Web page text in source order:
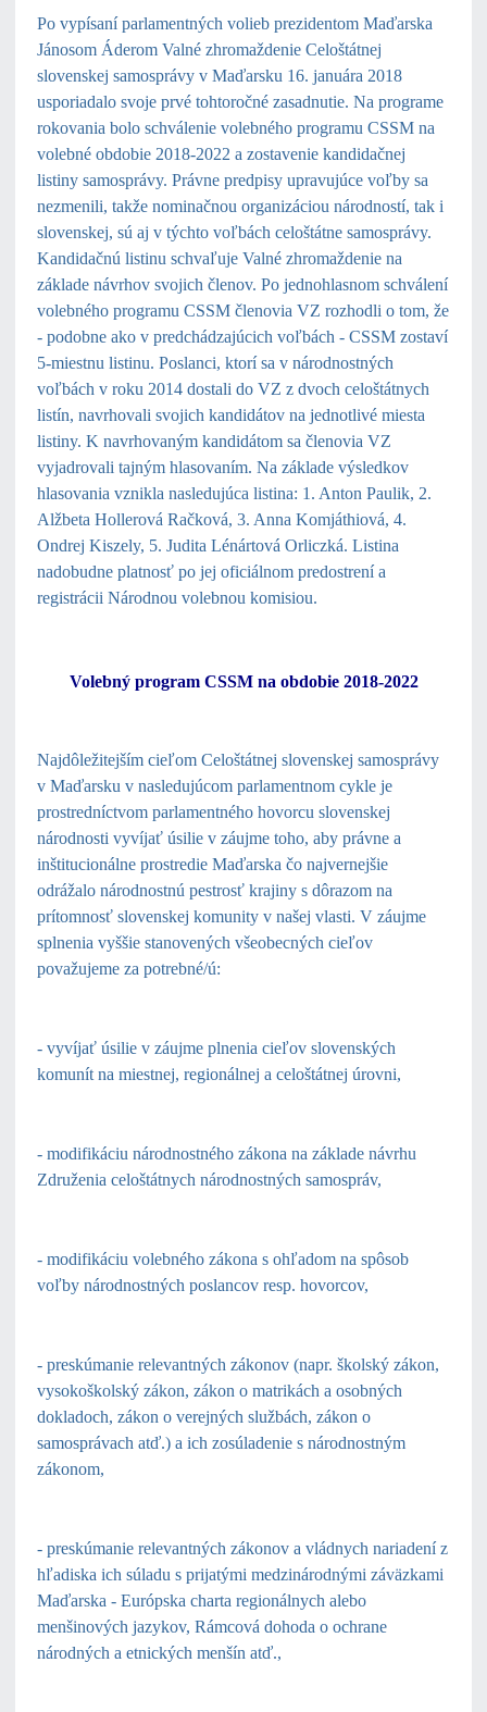
Po vypísaní parlamentných volieb prezidentom Maďarska
Jánosom Áderom Valné zhromaždenie Celoštátnej
slovenskej samosprávy v Maďarsku 16. januára 2018
usporiadalo svoje prvé tohtoročné zasadnutie. Na programe
rokovania bolo schválenie volebného programu CSSM na
volebné obdobie 2018-2022 a zostavenie kandidačnej
listiny samosprávy. Právne predpisy upravujúce voľby sa
nezmenili, takže nominačnou organizáciou národností, tak i
slovenskej, sú aj v týchto voľbách celoštátne samosprávy.
Kandidačnú listinu schvaľuje Valné zhromaždenie na
základe návrhov svojich členov. Po jednohlasnom schválení
volebného programu CSSM členovia VZ rozhodli o tom, že
- podobne ako v predchádzajúcich voľbách - CSSM zostaví
5-miestnu listinu. Poslanci, ktorí sa v národnostných
voľbách v roku 2014 dostali do VZ z dvoch celoštátnych
listín, navrhovali svojich kandidátov na jednotlivé miesta
listiny. K navrhovaným kandidátom sa členovia VZ
vyjadrovali tajným hlasovaním. Na základe výsledkov
hlasovania vznikla nasledujúca listina: 1. Anton Paulik, 2.
Alžbeta Hollerová Račková, 3. Anna Komjáthiová, 4.
Ondrej Kiszely, 5. Judita Lénártová Orliczká. Listina
nadobudne platnosť po jej oficiálnom predostrení a
registrácii Národnou volebnou komisiou.
Volebný program CSSM na obdobie 2018-2022
Najdôležitejším cieľom Celoštátnej slovenskej samosprávy
v Maďarsku v nasledujúcom parlamentnom cykle je
prostredníctvom parlamentného hovorcu slovenskej
národnosti vyvíjať úsilie v záujme toho, aby právne a
inštitucionálne prostredie Maďarska čo najvernejšie
odrážalo národnostnú pestrosť krajiny s dôrazom na
prítomnosť slovenskej komunity v našej vlasti. V záujme
splnenia vyššie stanovených všeobecných cieľov
považujeme za potrebné/ú:
- vyvíjať úsilie v záujme plnenia cieľov slovenských
komunít na miestnej, regionálnej a celoštátnej úrovni,
- modifikáciu národnostného zákona na základe návrhu
Združenia celoštátnych národnostných samospráv,
- modifikáciu volebného zákona s ohľadom na spôsob
voľby národnostných poslancov resp. hovorcov,
- preskúmanie relevantných zákonov (napr. školský zákon,
vysokoškolský zákon, zákon o matrikách a osobných
dokladoch, zákon o verejných službách, zákon o
samosprávach atď.) a ich zosúladenie s národnostným
zákonom,
- preskúmanie relevantných zákonov a vládnych nariadení z
hľadiska ich súladu s prijatými medzinárodnými záväzkami
Maďarska - Európska charta regionálnych alebo
menšinových jazykov, Rámcová dohoda o ochrane
národných a etnických menšín atď.,